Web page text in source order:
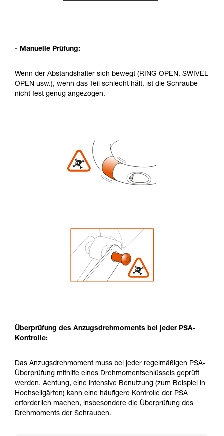
- Manuelle Prüfung:
Wenn der Abstandshalter sich bewegt (RING OPEN, SWIVEL
OPEN usw.), wenn das Teil schlecht hält, ist die Schraube
nicht fest genug angezogen.
Überprüfung des Anzugsdrehmoments bei jeder PSA-
Kontrolle:
Das Anzugsdrehmoment muss bei jeder regelmäßigen PSA-
Überprüfung mithilfe eines Drehmomentschlüssels geprüft
werden. Achtung, eine intensive Benutzung (zum Beispiel in
Hochseilgärten) kann eine häufigere Kontrolle der PSA
erforderlich machen, insbesondere die Überprüfung des
Drehmoments der Schrauben.